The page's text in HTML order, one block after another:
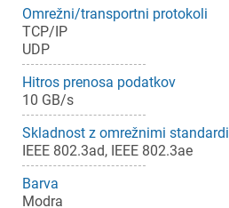
Omrežni/transportni protokoli
TCP/IP
UDP
Hitros prenosa podatkov
10 GB/s
Skladnost z omrežnimi standardi
IEEE 802.3ad, IEEE 802.3ae
Barva
Modra